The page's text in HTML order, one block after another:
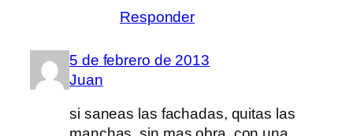
Responder
5 de febrero de 2013
Juan
si saneas las fachadas, quitas las